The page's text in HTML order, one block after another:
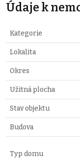
Údaje k
Kategorie
Lokalita
Okres
Užitná plocha
Stav objektu
Budova
Typ domu